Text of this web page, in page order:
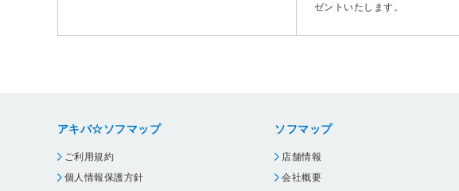
ゼントいたします。
アキバ☆ソフマップ
ご利用規約
個人情報保護方針
ソフマップ
店舗情報
会社概要